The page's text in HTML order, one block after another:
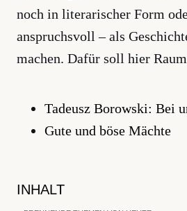
noch in literarischer Form
anspruchsvoll – als
machen. Dafür soll hier
Tadeusz Borowski: Bei
Gute und böse Mächte
INHALT